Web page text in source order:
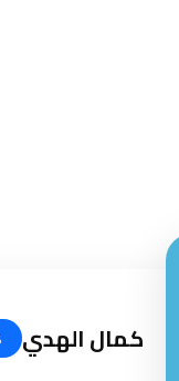
كمال الهدي